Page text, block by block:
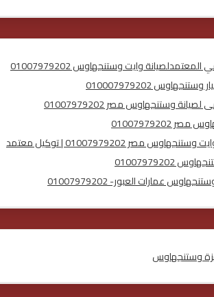
وايت وستنجهاوس 01007979202
010007979202
وستنجهاوس مصر 01007979202
01007979202
مصر 01007979202 | توكيل معتمد
01007979202
عمارات العبور- 01007979202
وستنجهاوس